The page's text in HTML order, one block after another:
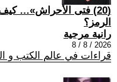
(20) فتى الأحراش»…
الرمز؟
رانية مرجية
2026 / 8 / 8
قراءات في عالم الكتب و